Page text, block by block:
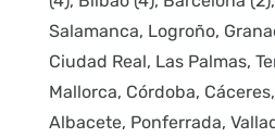
Salamanca, Logroño,
Ciudad Real, Las Palmas,
Mallorca, Córdoba,
Albacete, Ponferrada,